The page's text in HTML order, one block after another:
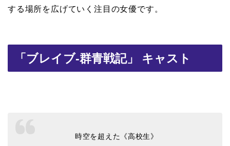
する場所を広げていく注目の女優です。
「ブレイブ-群青戦記」 キャスト
時空を超えた《高校生》